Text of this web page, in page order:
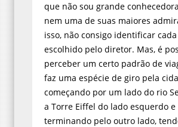
que não sou grande
nem uma de suas maiores
isso, não consigo identificar
escolhido pelo diretor. Mas, é
perceber um certo padrão de
faz uma espécie de giro pela
começando por um lado do rio
a Torre Eiffel do lado esquerdo e
terminando pelo outro lado,